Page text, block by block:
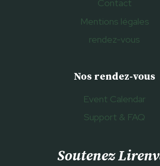
Contact
Mentions légales
rendez-vous
Nos rendez-vous
Event Calendar
Support & FAQ
Soutenez